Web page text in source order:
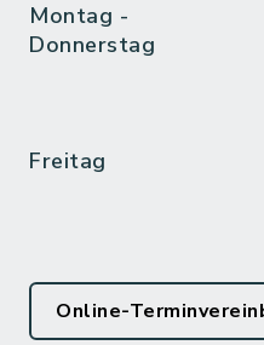
Montag -
Donnerstag
Freitag
Online-